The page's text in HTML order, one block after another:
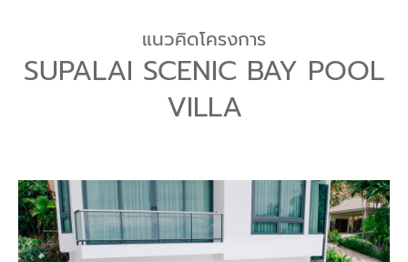
แนวคิดโครงการ
SUPALAI SCENIC BAY POOL
VILLA